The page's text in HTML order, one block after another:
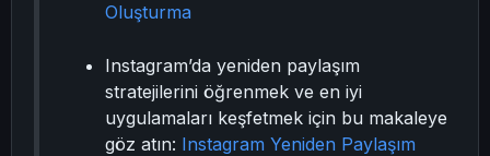
Oluşturma
Instagram’da yeniden paylaşım
stratejilerini öğrenmek ve en iyi
uygulamaları keşfetmek için bu makaleye
göz atın: Instagram Yeniden Paylaşım